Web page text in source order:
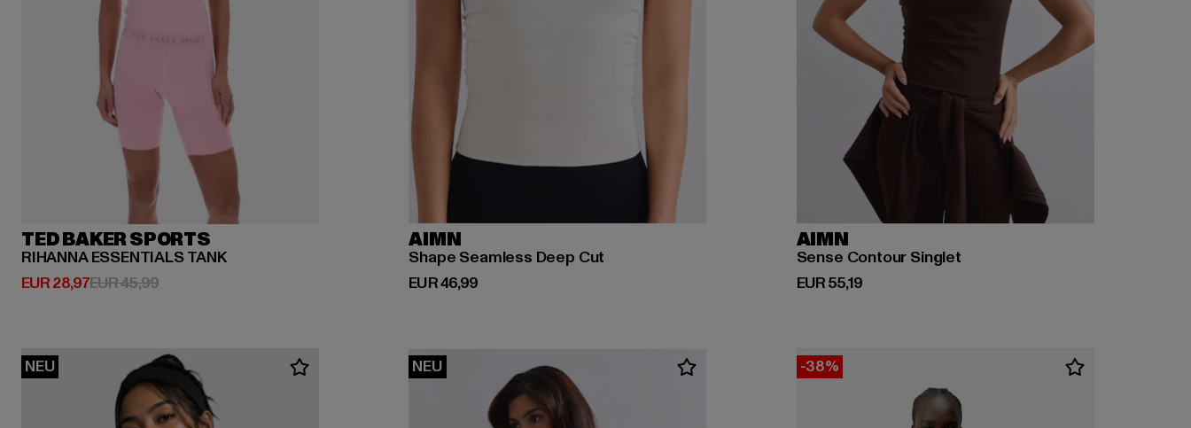
TED BAKER SPORTS
RIHANNA ESSENTIALS TANK
EUR 28,97
Derzeitiger Preis: EUR 28,97
EUR 45,99Aktionspreis: EUR 45,99
AIMN
Shape Seamless Deep Cut
EUR 46,99
Derzeitiger Preis: EUR 46,99
AIMN
Sense Contour Singlet
EUR 55,19
Derzeitiger Preis: EUR 55,19
NEU NEU -38%